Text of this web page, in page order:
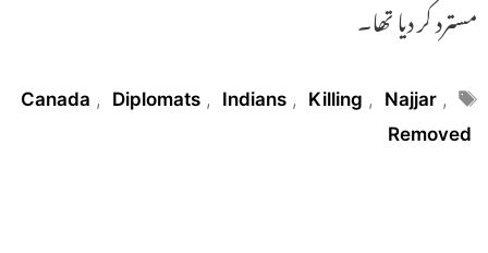
مسترد کر دیا تھا۔
Tags
Canada , Diplomats , Indians , Killing , Najjar ,
Removed